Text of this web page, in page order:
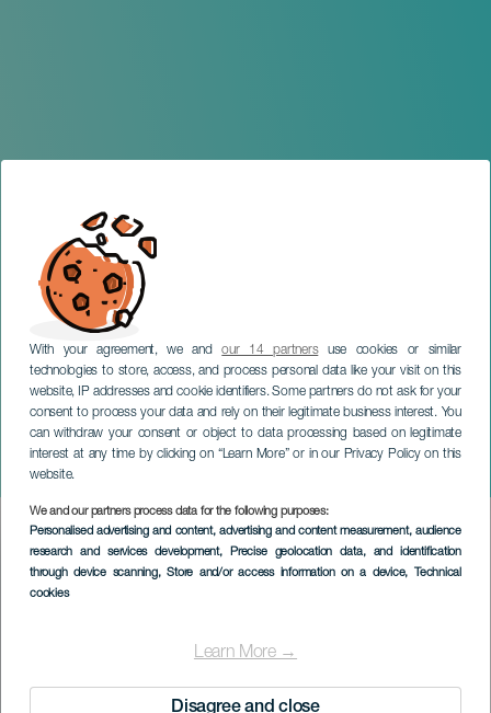
With your agreement, we andour 14 partnersuse cookies or similar
technologies to store, access, and process personal data like your visit on this
website, IP addresses and cookie identifiers. Some partners do not ask for your
consent to process your data and rely on their legitimate business interest. You
can withdraw your consent or object to data processing based on legitimate
interest at any time by clicking on “Learn More” or in our Privacy Policy on this
website.
We and our partners process data for the following purposes:
Personalised advertising and content, advertising and content measurement, audience
research and services development, Precise geolocation data, and identification
through device scanning, Store and/or access information on a device, Technical
cookies
Learn More →
Disagree and close
Ernesto Abad & Abora Cel:
La orilla Dorada
TENERIFE
Imagen
Listado